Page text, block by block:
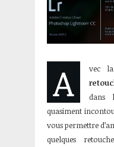
A
vec
dans
quasiment
vous permettre
quelques